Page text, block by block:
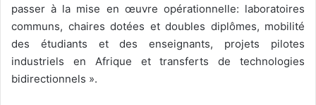
passer à la mise en œuvre opérationnelle: laboratoires
communs, chaires dotées et doubles diplômes, mobilité
des étudiants et des enseignants, projets pilotes
industriels en Afrique et transferts de technologies
bidirectionnels ».